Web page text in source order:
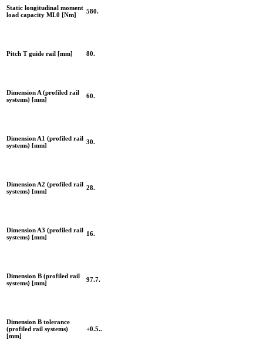
Static longitudinal moment
load capacity ML0 [Nm]
580.
Pitch T guide rail [mm] 80.
Dimension A (profiled rail
systems) [mm]
60.
Dimension A1 (profiled rail
systems) [mm]
30.
Dimension A2 (profiled rail
systems) [mm]
28.
Dimension A3 (profiled rail
systems) [mm]
16.
Dimension B (profiled rail
systems) [mm]
97.7.
Dimension B tolerance
(profiled rail systems)
[mm]
+0.5..